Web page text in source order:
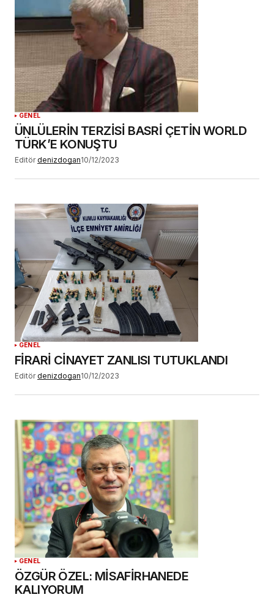
GENEL
ÜNLÜLERİN TERZİSİ BASRİ ÇETİN WORLD
TÜRK’E KONUŞTU
Editör denizdogan10/12/2023
GENEL
FİRARİ CİNAYET ZANLISI TUTUKLANDI
Editör denizdogan10/12/2023
GENEL
ÖZGÜR ÖZEL: MİSAFİRHANEDE
KALIYORUM